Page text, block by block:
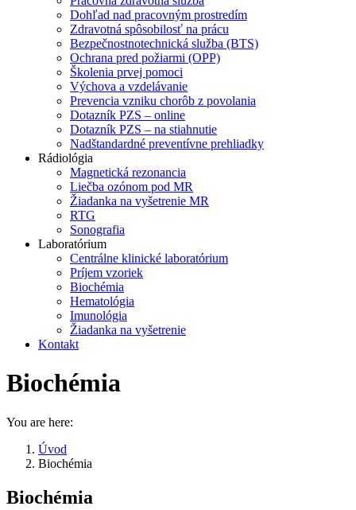
Dohľad nad pracovným prostredím
Zdravotná spôsobilosť na prácu
Bezpečnostnotechnická služba (BTS)
Ochrana pred požiarmi (OPP)
Školenia prvej pomoci
Výchova a vzdelávanie
Prevencia vzniku chorôb z povolania
Dotazník PZS – online
Dotazník PZS – na stiahnutie
Nadštandardné preventívne prehliadky
Rádiológia
Magnetická rezonancia
Liečba ozónom pod MR
Žiadanka na vyšetrenie MR
RTG
Sonografia
Laboratórium
Centrálne klinické laboratórium
Príjem vzoriek
Biochémia
Hematológia
Imunológia
Žiadanka na vyšetrenie
Kontakt
Biochémia
You are here:
Úvod
Biochémia
Biochémia